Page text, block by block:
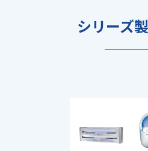
シリーズ